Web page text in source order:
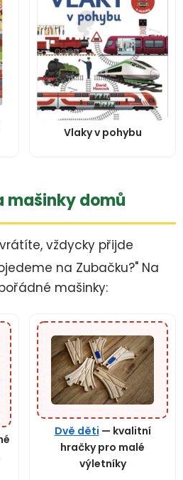
Vlaky v pohybu
mašinky domů
vždycky přijde
na Zubačku?" Na
mašinky:
Dvě děti — kvalitní
hračky pro malé
výletníky